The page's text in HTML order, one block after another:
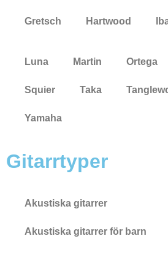
Gretsch Hartwood
Luna Martin Ortega
Squier Taka
Yamaha
Gitarrtyper
Akustiska gitarrer
Akustiska gitarrer för barn